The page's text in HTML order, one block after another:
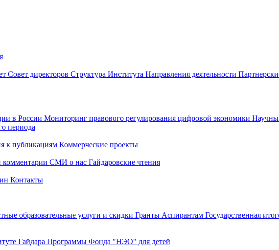
Совет директоров Структура Института Направления деятельности
в России Мониторинг правового регулирования цифровой экономики
периода
к публикациям Коммерческие проекты
СМИ о нас Гайдаровские чтения
Контакты
образовательные услуги и скидки Гранты Аспирантам Государственная
Гайдара Программы Фонда "НЭО" для детей